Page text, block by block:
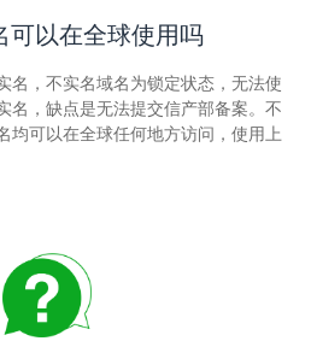
可以在全球使用吗
名，不实名域名为锁定状态，无法使
名，缺点是无法提交信产部备案。不
均可以在全球任何地方访问，使用上